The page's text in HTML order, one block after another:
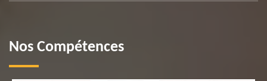
Nos Compétences